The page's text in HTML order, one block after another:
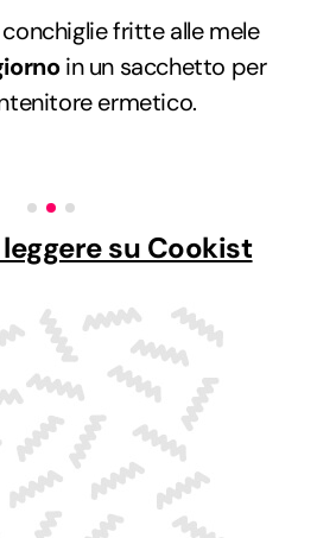
fritte alle mele
in un sacchetto per
ermetico.
su Cookist